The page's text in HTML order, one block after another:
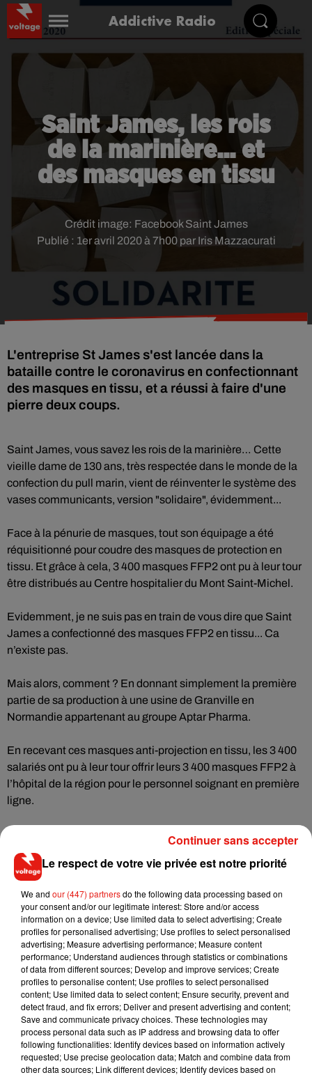
Addictive Radio
Saint James, les rois
de la marinière... et
des masques en tissu
Publié : 1er avril 2020 à 7h00 par Iris Mazzacurati
Crédit image: Facebook Saint James
L'entreprise St James s'est lancée dans la
bataille contre le coronavirus en confectionnant
des masques en tissu, et a réussi à faire d'une
pierre deux coups.
Saint James, vous savez les rois de la marinière… Cette
vieille dame de 130 ans, très respectée dans le monde de la
confection du pull marin, vient de réinventer le système des
vases communicants, version "solidaire", évidemment...
Face à la pénurie de masques, tout son équipage a été
réquisitionné pour coudre des masques de protection en
tissu. Et grâce à cela, 3 400 masques FFP2 ont pu à leur tour
être distribués au Centre hospitalier du Mont Saint-Michel.
Evidemment, je ne suis pas en train de vous dire que Saint
James a confectionné des masques FFP2 en tissu... Ca
n’existe pas.
Mais alors, comment ? En donnant simplement la première
partie de sa production à une usine de Granville en
Normandie appartenant au groupe Aptar Pharma.
En recevant ces masques anti-projection en tissu, les 3 400
salariés ont pu à leur tour offrir leurs 3 400 masques FFP2 à
l’hôpital de la région pour le personnel soignant en première
ligne.
C’est aussi ça qu’on appelle : faire une pierre deux coups.
Retrouvez tous nos podcasts
Musique
7 août 2026
RÜFÜS DU SOL annonce un nouvel
album après sa tournée mondiale
Le respect de votre vie privée est notre priorité
We and our (447) partnersdo the following data processing based on
your consent and/or our legitimate interest: Store and/or access
information on a device; Use limited data to select advertising; Create
profiles for personalised advertising; Use profiles to select personalised
advertising; Measure advertising performance; Measure content
performance; Understand audiences through statistics or combinations
of data from different sources; Develop and improve services; Create
profiles to personalise content; Use profiles to select personalised
content; Use limited data to select content; Ensure security, prevent and
detect fraud, and fix errors; Deliver and present advertising and content;
Save and communicate privacy choices. These technologies may
process personal data such as IP address and browsing data to offer
following functionalities: Identify devices based on information actively
requested; Use precise geolocation data; Match and combine data from
other data sources; Link different devices; Identify devices based on
Continuer sans accepter